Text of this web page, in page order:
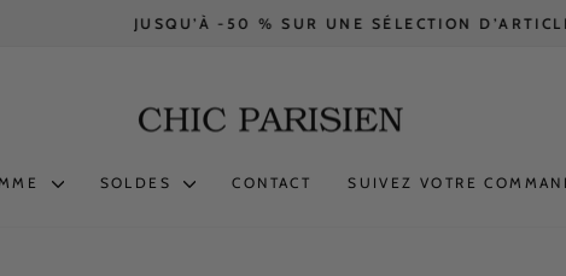
JUSQU’À -50 % SUR UNE SÉLECTION D’ARTICLES.
SOLDES CONTACT SUIVEZ VOTRE